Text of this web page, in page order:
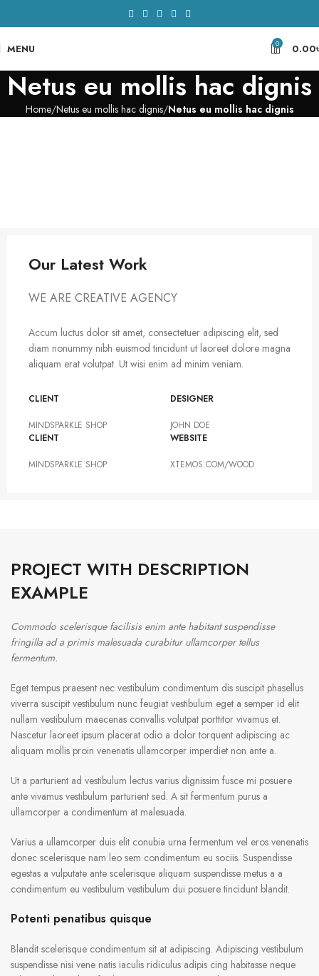
MENU 0 0.00
Netus eu mollis hac dignis
Home Netus eu mollis hac dignis Netus eu mollis hac dignis
Our Latest Work
WE ARE CREATIVE AGENCY
Accum luctus dolor sit amet, consectetuer adipiscing elit, sed
diam nonummy nibh euismod tincidunt ut laoreet dolore magna
aliquam erat volutpat. Ut wisi enim ad minim veniam.
CLIENT
MINDSPARKLE SHOP
DESIGNER
JOHN DOE
CLIENT
MINDSPARKLE SHOP
WEBSITE
XTEMOS.COM/WOOD
PROJECT WITH DESCRIPTION
EXAMPLE
Commodo scelerisque facilisis enim ante habitant suspendisse
fringilla ad a primis malesuada curabitur ullamcorper tellus
fermentum.
Eget tempus praesent nec vestibulum condimentum dis suscipit phasellus
viverra suscipit vestibulum nunc feugiat vestibulum eget a semper id elit
nullam vestibulum maecenas convallis volutpat porttitor vivamus et.
Nascetur laoreet ipsum placerat odio a dolor torquent adipiscing ac
aliquam mollis proin venenatis ullamcorper imperdiet non ante a.
Ut a parturient ad vestibulum lectus varius dignissim fusce mi posuere
ante vivamus vestibulum parturient sed. A sit fermentum purus a
ullamcorper a condimentum at malesuada.
Varius a ullamcorper duis elit conubia urna fermentum vel eros venenatis
donec scelerisque nam leo sem condimentum eu sociis. Suspendisse
egestas a vulputate ante scelerisque aliquam suspendisse metus a a
condimentum eu vestibulum vestibulum dui posuere tincidunt blandit.
Potenti penatibus quisque
Blandit scelerisque condimentum sit at adipiscing. Adipiscing vestibulum
suspendisse nisi vene natis iaculis ridiculus adipis cing habitasse neque